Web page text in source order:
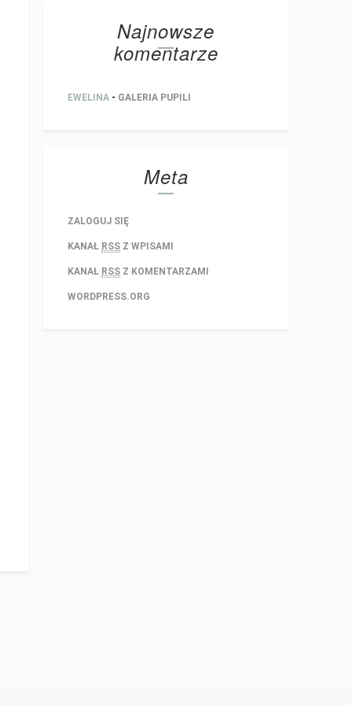
Najnowsze
komentarze
EWELINA - GALERIA PUPILI
Meta
ZALOGUJ SIĘ
KANAŁ RSS Z WPISAMI
KANAŁ RSS Z KOMENTARZAMI
WORDPRESS.ORG